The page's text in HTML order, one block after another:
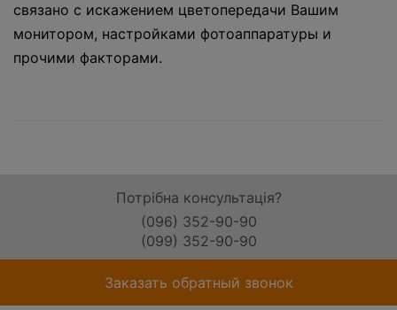
связано с искажением цветопередачи Вашим
монитором, настройками фотоаппаратуры и
прочими факторами.
Потрібна консультація?
(096) 352-90-90
(099) 352-90-90
Заказать обратный звонок